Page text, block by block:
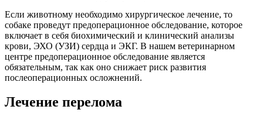
Если животному необходимо хирургическое лечение, то
собаке проведут предоперационное обследование, которое
включает в себя биохимический и клинический анализы
крови, ЭХО (УЗИ) сердца и ЭКГ. В нашем ветеринарном
центре предоперационное обследование является
обязательным, так как оно снижает риск развития
послеоперационных осложнений.
Лечение перелома